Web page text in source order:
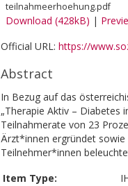
teilnahmeerhoehung.pdf
Download (428kB) |
Official URL: https://
Abstract
In Bezug auf das
„Therapie Aktiv – Diabetes
Teilnahmerate von 23
Ärzt*innen ergründet sowie
Teilnehmer*innen
Item Type: